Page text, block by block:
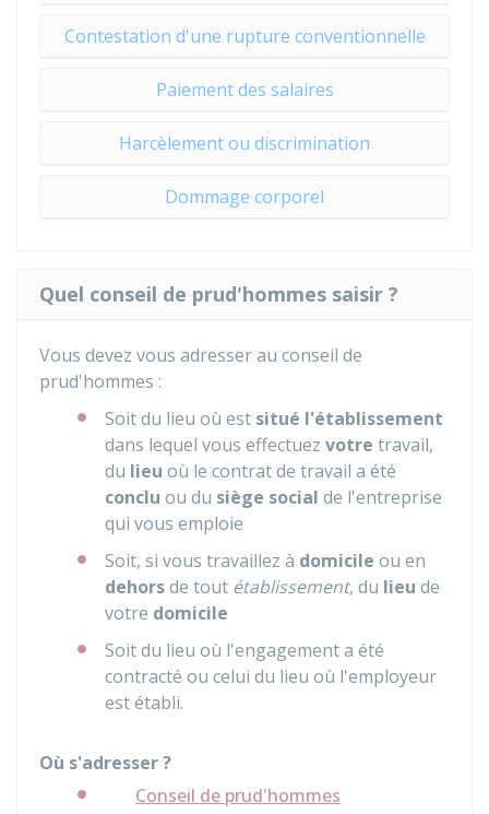
Contestation d'une rupture conventionnelle
Paiement des salaires
Harcèlement ou discrimination
Dommage corporel
Quel conseil de prud'hommes saisir ?
Vous devez vous adresser au conseil de
prud'hommes :
Soit du lieu où est situé l'établissement
dans lequel vous effectuez votre travail,
du lieu où le contrat de travail a été
conclu ou du siège social de l'entreprise
qui vous emploie
Soit, si vous travaillez à domicile ou en
dehorsde tout établissement, du lieu de
votre domicile
Soit du lieu où l'engagement a été
contracté ou celui du lieu où l'employeur
est établi.
Où s'adresser ?
Conseil de prud'hommes